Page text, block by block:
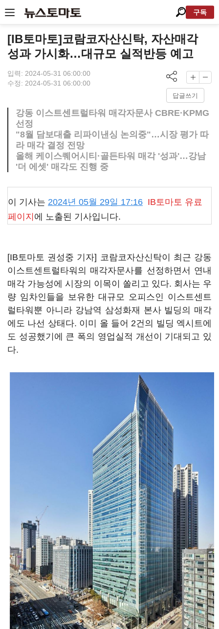
구독
[IB토마토]코람코자산신탁, 자산매각
성과 가시화…대규모 실적반등 예고
입력: 2024-05-31 06:00:00
수정: 2024-05-31 06:00:00
답글쓰기
강동 이스트센트럴타워 매각자문사 CBRE·KPMG
선정
"8월 담보대출 리파이낸싱 논의중"…시장 평가 따
라 매각 결정 전망
올해 케이스퀘어시티·골든타워 매각 '성과'…강남
'더 에셋' 매각도 진행 중
이 기사는 2024년 05월 29일 17:16 IB토마토 유료
페이지 에 노출된 기사입니다.
[IB토마토 권성중 기자] 코람코자산신탁이 최근 강동
이스트센트럴타워의 매각자문사를 선정하면서 연내
매각 가능성에 시장의 이목이 쏠리고 있다. 회사는 우
량 임차인들을 보유한 대규모 오피스인 이스트센트
럴타워뿐 아니라 강남역 삼성화재 본사 빌딩의 매각
에도 나선 상태다. 이미 올 들어 2건의 빌딩 엑시트에
도 성공했기에 큰 폭의 영업실적 개선이 기대되고 있
다.